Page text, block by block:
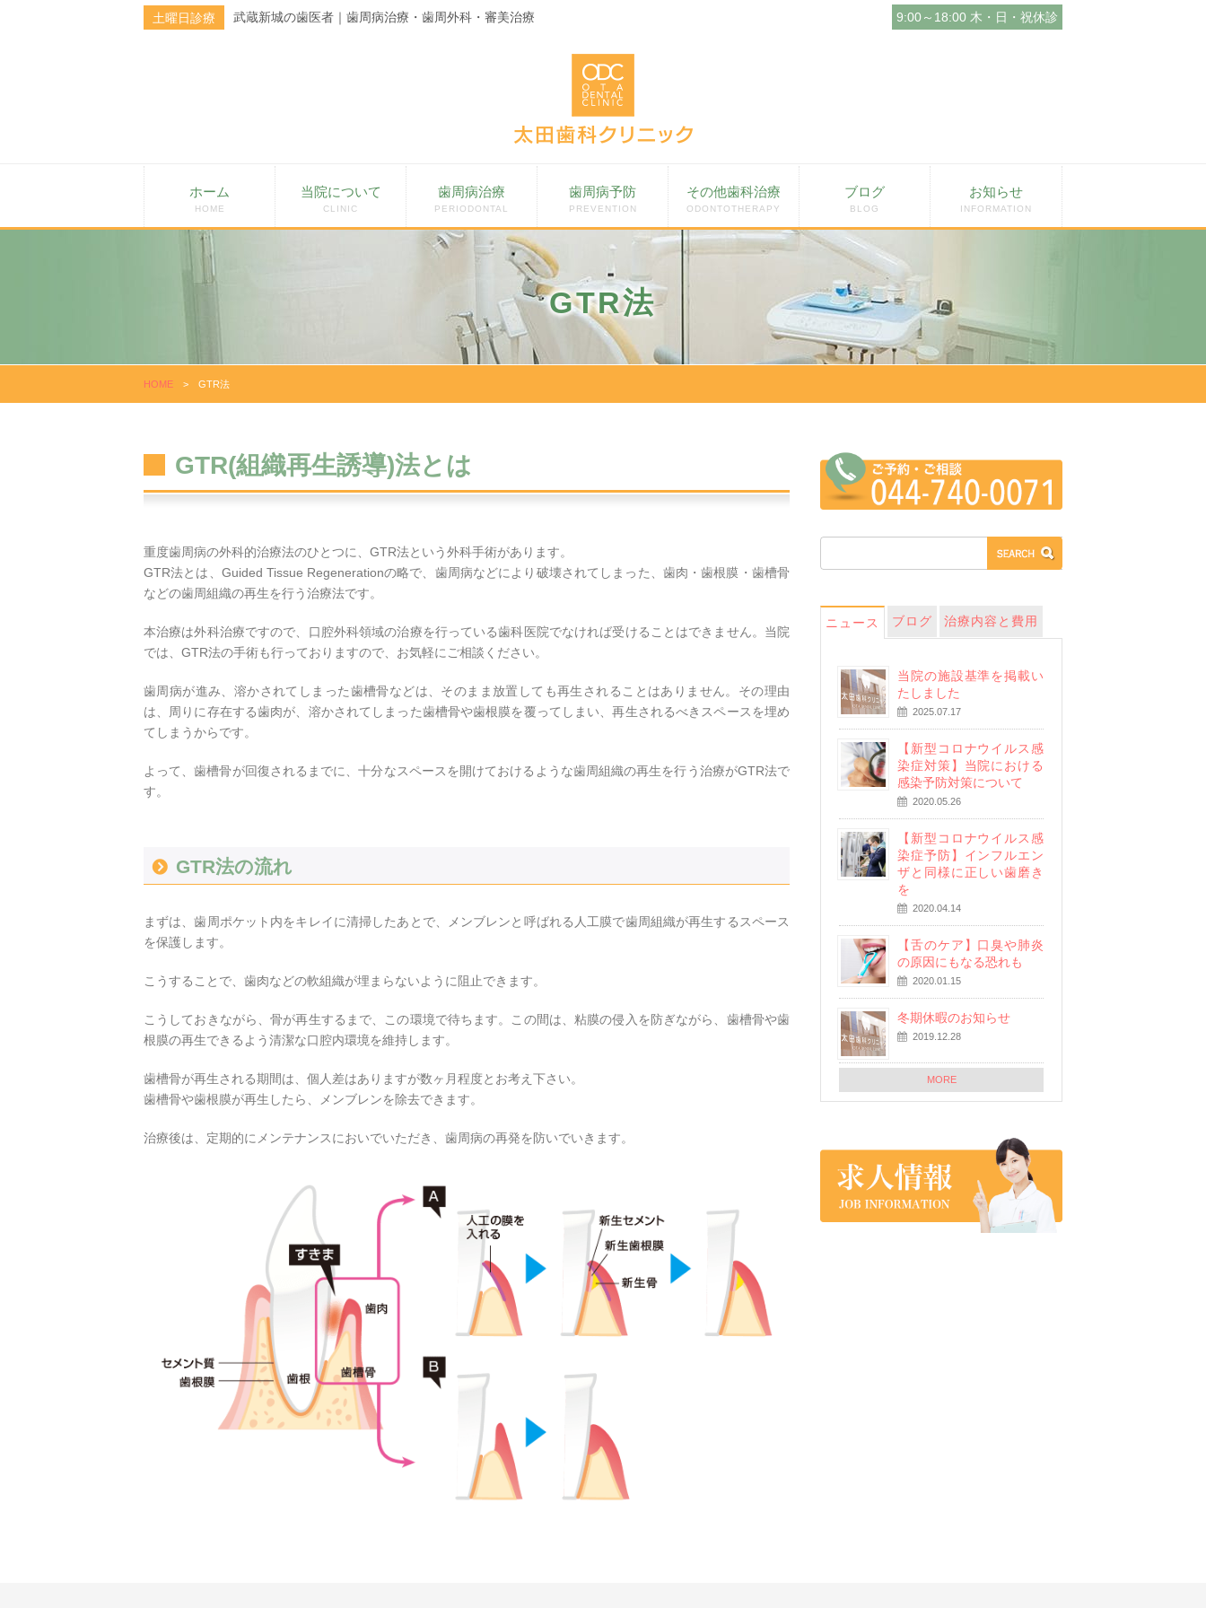
土曜日診療 武蔵新城の歯医者｜歯周病治療・歯周外科・審美治療 9:00～18:00 木・日・祝休診
ホーム
HOME
当院について
CLINIC
歯周病治療
PERIODONTAL
歯周病予防
PREVENTION
その他歯科治療
ODONTOTHERAPY
ブログ
BLOG
お知らせ
INFORMATION
GTR法
HOME > GTR法
GTR(組織再生誘導)法とは
重度歯周病の外科的治療法のひとつに、GTR法という外科手術があります。
GTR法とは、Guided Tissue Regenerationの略で、歯周病などにより破壊されてしまった、歯肉・歯根膜・歯槽骨
などの歯周組織の再生を行う治療法です。
本治療は外科治療ですので、口腔外科領域の治療を行っている歯科医院でなければ受けることはできません。当院
では、GTR法の手術も行っておりますので、お気軽にご相談ください。
歯周病が進み、溶かされてしまった歯槽骨などは、そのまま放置しても再生されることはありません。その理由
は、周りに存在する歯肉が、溶かされてしまった歯槽骨や歯根膜を覆ってしまい、再生されるべきスペースを埋め
てしまうからです。
よって、歯槽骨が回復されるまでに、十分なスペースを開けておけるような歯周組織の再生を行う治療がGTR法で
す。
GTR法の流れ
まずは、歯周ポケット内をキレイに清掃したあとで、メンブレンと呼ばれる人工膜で歯周組織が再生するスペース
を保護します。
こうすることで、歯肉などの軟組織が埋まらないように阻止できます。
こうしておきながら、骨が再生するまで、この環境で待ちます。この間は、粘膜の侵入を防ぎながら、歯槽骨や歯
根膜の再生できるよう清潔な口腔内環境を維持します。
歯槽骨が再生される期間は、個人差はありますが数ヶ月程度とお考え下さい。
歯槽骨や歯根膜が再生したら、メンブレンを除去できます。
治療後は、定期的にメンテナンスにおいでいただき、歯周病の再発を防いでいきます。
ニュース ブログ 治療内容と費用
当院の施設基準を掲載い
たしました
2025.07.17
【新型コロナウイルス感
染症対策】当院における
感染予防対策について
2020.05.26
【新型コロナウイルス感
染症予防】インフルエン
ザと同様に正しい歯磨き
を
2020.04.14
【舌のケア】口臭や肺炎
の原因にもなる恐れも
2020.01.15
冬期休暇のお知らせ
2019.12.28
MORE